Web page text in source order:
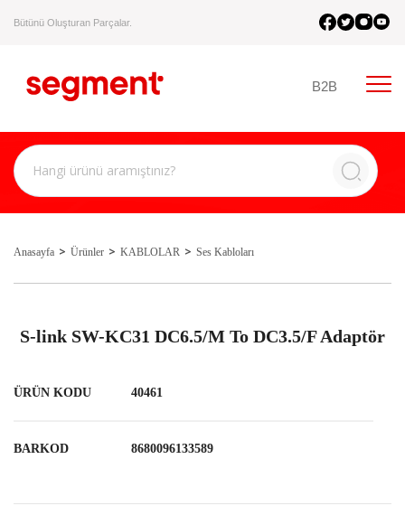
Bütünü Oluşturan Parçalar.
B2B
Anasayfa Ürünler KABLOLAR Ses Kabloları
S-link SW-KC31 DC6.5/M To DC3.5/F Adaptör
ÜRÜN KODU 40461
BARKOD 8680096133589